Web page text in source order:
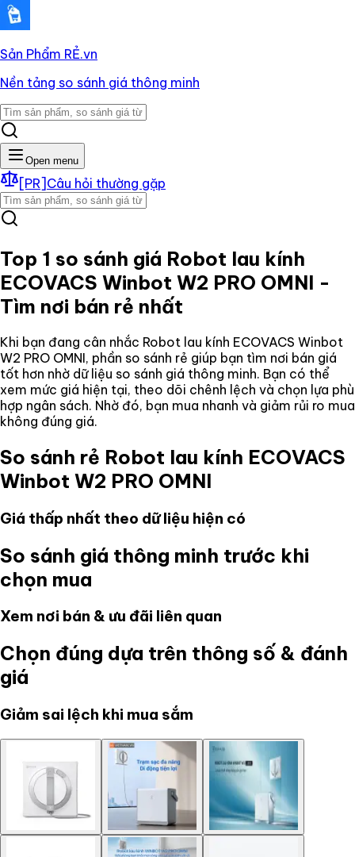
Sản Phẩm RẺ.vn
Nền tảng so sánh giá thông minh
Open menu
[PR] Câu hỏi thường gặp
Top 1 so sánh giá Robot lau kính
ECOVACS Winbot W2 PRO OMNI -
Tìm nơi bán rẻ nhất
Khi bạn đang cân nhắc Robot lau kính ECOVACS Winbot
W2 PRO OMNI, phần so sánh rẻ giúp bạn tìm nơi bán giá
tốt hơn nhờ dữ liệu so sánh giá thông minh. Bạn có thể
xem mức giá hiện tại, theo dõi chênh lệch và chọn lựa phù
hợp ngân sách. Nhờ đó, bạn mua nhanh và giảm rủi ro mua
không đúng giá.
So sánh rẻ Robot lau kính ECOVACS
Winbot W2 PRO OMNI
Giá thấp nhất theo dữ liệu hiện có
So sánh giá thông minh trước khi
chọn mua
Xem nơi bán & ưu đãi liên quan
Chọn đúng dựa trên thông số & đánh
giá
Giảm sai lệch khi mua sắm